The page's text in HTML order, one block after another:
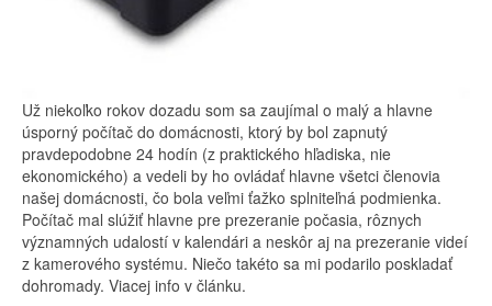
Už niekoľko rokov dozadu som sa zaujímal o malý a hlavne
úsporný počítač do domácnosti, ktorý by bol zapnutý
pravdepodobne 24 hodín (z praktického hľadiska, nie
ekonomického) a vedeli by ho ovládať hlavne všetci členovia
našej domácnosti, čo bola veľmi ťažko splniteľná podmienka.
Počítač mal slúžiť hlavne pre prezeranie počasia, rôznych
významných udalostí v kalendári a neskôr aj na prezeranie videí
z kamerového systému. Niečo takéto sa mi podarilo poskladať
dohromady. Viacej info v článku.